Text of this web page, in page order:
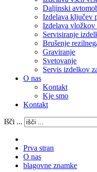
Daljinski
Izdelava ključev
Izdelava vložkov
Servisiranje
Brušenje
Graviranje
Svetovanje
Servis izdelkov
O nas
Kontakt
Kje smo
Kontakt
Išči ...
Prva stran
O nas
blagovne znamke